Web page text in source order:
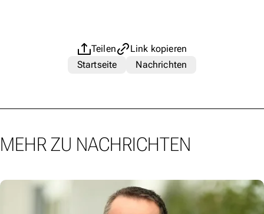
Teilen
Link kopieren
Startseite
Nachrichten
MEHR ZU NACHRICHTEN